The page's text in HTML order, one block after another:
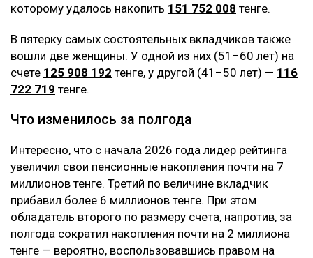
которому удалось накопить 151 752 008 тенге.
В пятерку самых состоятельных вкладчиков также
вошли две женщины. У одной из них (51–60 лет) на
счете 125 908 192 тенге, у другой (41–50 лет) — 116
722 719 тенге.
Что изменилось за полгода
Интересно, что с начала 2026 года лидер рейтинга
увеличил свои пенсионные накопления почти на 7
миллионов тенге. Третий по величине вкладчик
прибавил более 6 миллионов тенге. При этом
обладатель второго по размеру счета, напротив, за
полгода сократил накопления почти на 2 миллиона
тенге — вероятно, воспользовавшись правом на